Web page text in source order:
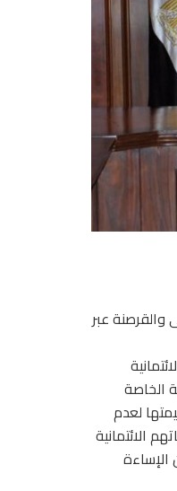
والقرصنة عبر
الخاصة
لعدم
الائتمانية
الإساءة